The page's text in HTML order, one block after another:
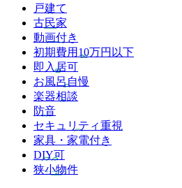
戸建て
古民家
動画付き
初期費用10万円以下
即入居可
お風呂自慢
楽器相談
防音
セキュリティ重視
家具・家電付き
DIY可
狭小物件